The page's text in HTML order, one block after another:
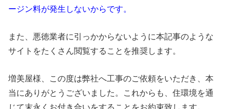
ージン料が発生しないからです。
また、悪徳業者に引っかからないように本記事のような
サイトをたくさん閲覧することを推奨します。
増美屋様、この度は弊社へ工事のご依頼をいただき、本
当にありがとうございました。これからも、住環境を通